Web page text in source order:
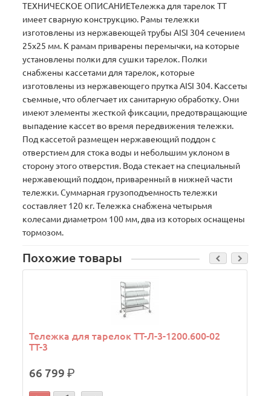
ТЕХНИЧЕСКОЕ ОПИСАНИЕТележка для тарелок ТТ
имеет сварную конструкцию. Рамы тележки
изготовлены из нержавеющей трубы AISI 304 сечением
25х25 мм. К рамам приварены перемычки, на которые
установлены полки для сушки тарелок. Полки
снабжены кассетами для тарелок, которые
изготовлены из нержавеющего прутка AISI 304. Кассеты
съемные, что облегчает их санитарную обработку. Они
имеют элементы жесткой фиксации, предотвращающие
выпадение кассет во время передвижения тележки.
Под кассетой размещен нержавеющий поддон с
отверстием для стока воды и небольшим уклоном в
сторону этого отверстия. Вода стекает на специальный
нержавеющий поддон, приваренный в нижней части
тележки. Суммарная грузоподъемность тележки
составляет 120 кг. Тележка снабжена четырьмя
колесами диаметром 100 мм, два из которых оснащены
тормозом.
Похожие товары
Тележка для тарелок ТТ-Л-3-1200.600-02
ТТ-3
66 799р.